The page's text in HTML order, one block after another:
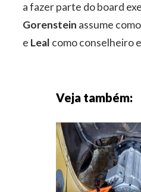
a fazer parte do board
Gorenstein assume
e Leal como conselheiro
Veja também: